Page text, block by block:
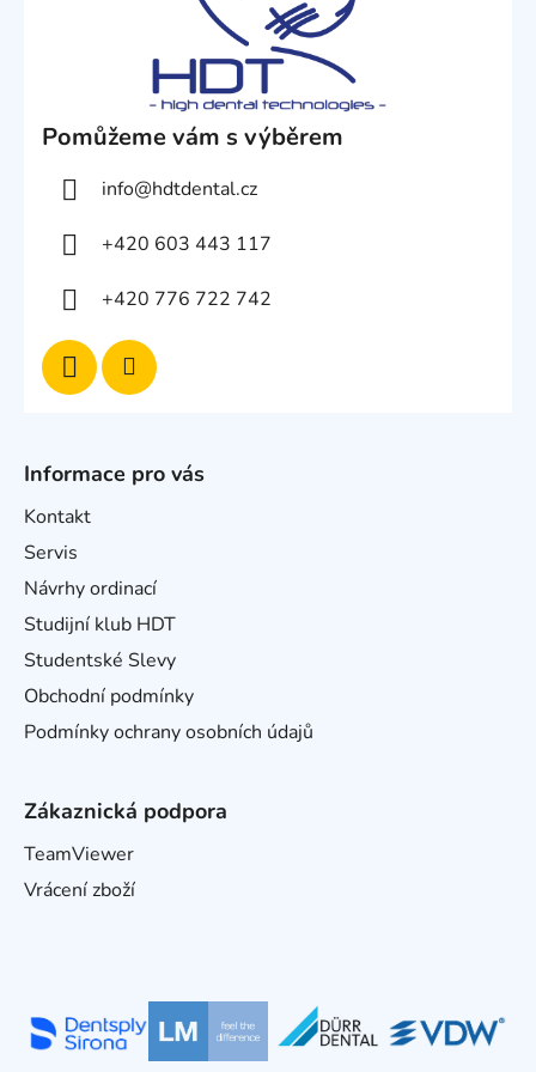
Pomůžeme vám s výběrem
info@hdtdental.cz
+420 603 443 117
+420 776 722 742
Informace pro vás
Kontakt
Servis
Návrhy ordinací
Studijní klub HDT
Studentské Slevy
Obchodní podmínky
Podmínky ochrany osobních údajů
Zákaznická podpora
TeamViewer
Vrácení zboží